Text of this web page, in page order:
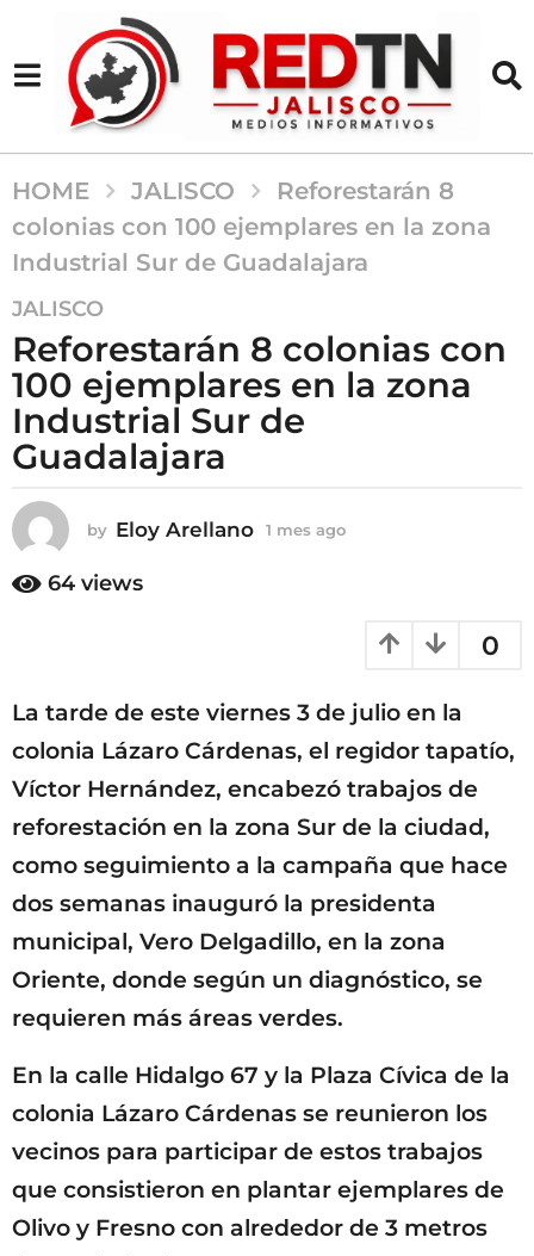
HOME JALISCO
Reforestarán 8
colonias con 100 ejemplares en la zona
Industrial Sur de Guadalajara
1
m
e
g
o
m
s
JALISCO
Reforestarán 8 colonias con
100 ejemplares en la zona
Industrial Sur de
Guadalajara
by Eloy Arellano 1 mes ago
64 views
0
La tarde de este viernes 3 de julio en la
colonia Lázaro Cárdenas, el regidor tapatío,
Víctor Hernández, encabezó trabajos de
reforestación en la zona Sur de la ciudad,
como seguimiento a la campaña que hace
dos semanas inauguró la presidenta
municipal, Vero Delgadillo, en la zona
Oriente, donde según un diagnóstico, se
requieren más áreas verdes.
En la calle Hidalgo 67 y la Plaza Cívica de la
colonia Lázaro Cárdenas se reunieron los
vecinos para participar de estos trabajos
que consistieron en plantar ejemplares de
Olivo y Fresno con alrededor de 3 metros